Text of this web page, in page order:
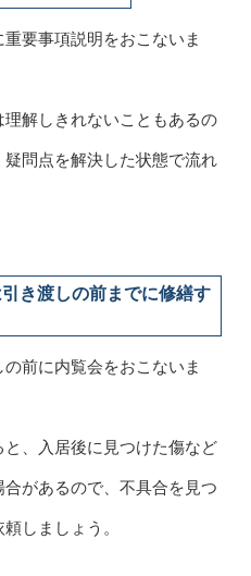
要事項説明をおこないま
解しきれないこともあるの
問点を解決した状態で流れ
き渡しの前までに修繕す
前に内覧会をおこないま
、入居後に見つけた傷など
があるので、不具合を見つ
しましょう。